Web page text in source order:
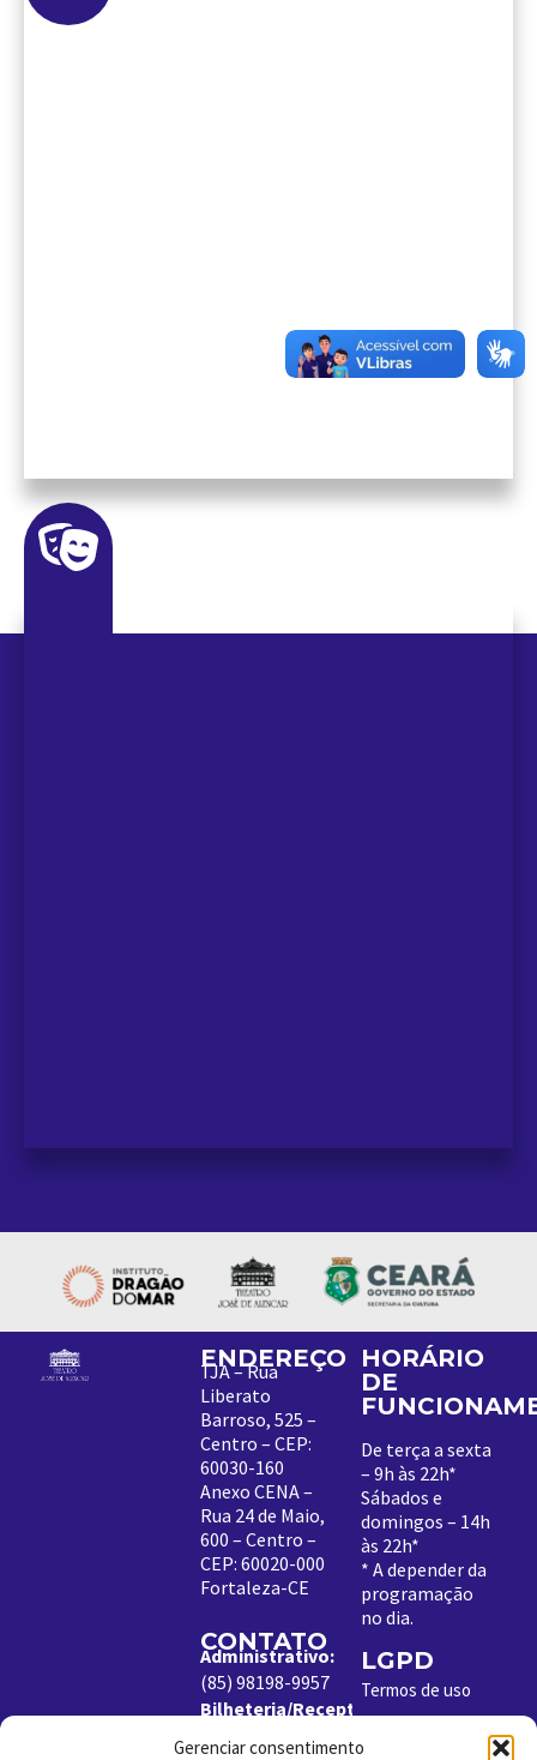
Gerenciar consentimento
ENDEREÇO
TJA – Rua
Liberato
Barroso, 525 –
Centro – CEP:
60030-160
Anexo CENA –
Rua 24 de Maio,
600 – Centro –
CEP: 60020-000
Fortaleza-CE
CONTATO
Administrativo:
(85) 98198-9957
Bilheteria/Receptivo:
(85) 99204-8843
HORÁRIO
DE
De terça a sexta
– 9h às 22h*
Sábados e
domingos – 14h
às 22h*
* A depender da
programação
no dia.
LGPD
Termos de uso